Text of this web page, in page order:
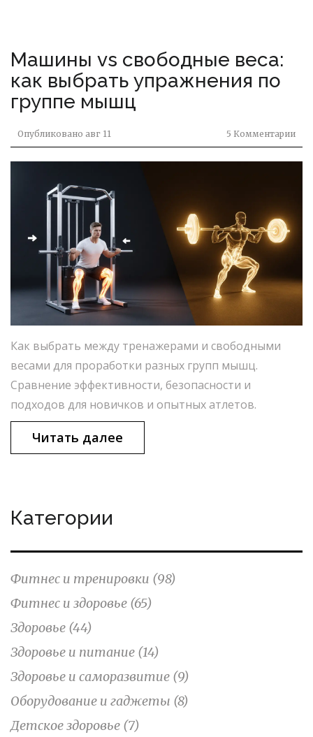
Машины vs свободные веса:
как выбрать упражнения по
группе мышц
Опубликовано авг 11 5 Комментарии
Как выбрать между тренажерами и свободными
весами для проработки разных групп мышц.
Сравнение эффективности, безопасности и
подходов для новичков и опытных атлетов.
Читать далее
Категории
Фитнес и тренировки (98)
Фитнес и здоровье (65)
Здоровье (44)
Здоровье и питание (14)
Здоровье и саморазвитие (9)
Оборудование и гаджеты (8)
Детское здоровье (7)